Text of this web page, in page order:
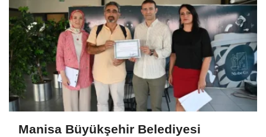
Manisa Büyükşehir Belediyesi